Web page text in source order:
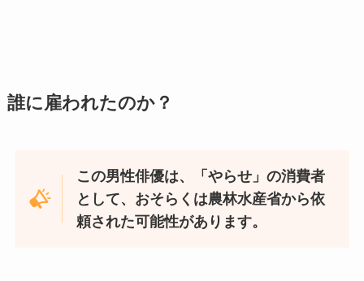
誰に雇われたのか？
この男性俳優は、「やらせ」の消費者
として、おそらくは農林水産省から依
頼された可能性があります。